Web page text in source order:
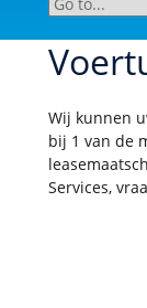
Wij kunnen
bij 1 van de
Services,